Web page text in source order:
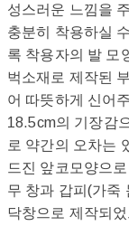
성스러운 느낌을
충분히 착용하실
록 착용자의 발 모
벅소재로 제작된
어 따뜻하게 신어
18.5cm의 기장감
로 약간의 오차는
드진 앞코모양으
무 창과 갑피(가죽
닥창으로 제작되